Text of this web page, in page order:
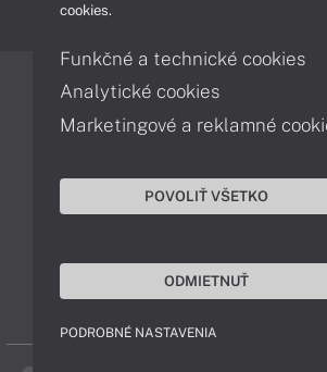
Informácie
Obchodné podmienky
Ochrana osobných
Vyhlásenie o prístupnosti
Cookies
cookies.
Funkčné a technické cookies
Analytické cookies
Marketingové a reklamné
POVOLIŤ VŠETKO
ODMIETNUŤ
PODROBNÉ NASTAVENIA